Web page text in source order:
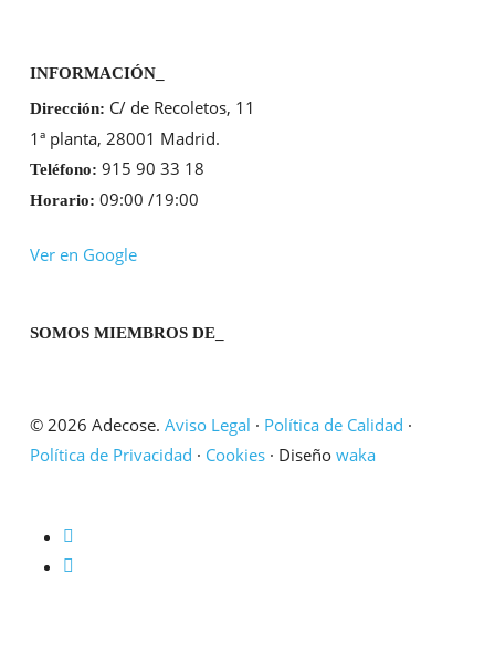
INFORMACIÓN_
Dirección: C/ de Recoletos, 11
1ª planta, 28001 Madrid.
Teléfono: 915 90 33 18
Horario: 09:00 /19:00
Ver en Google
SOMOS MIEMBROS DE_
© 2026 Adecose. Aviso Legal · Política de Calidad ·
Política de Privacidad · Cookies· Diseño waka
twitter
linkedin